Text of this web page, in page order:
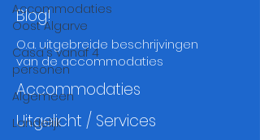
Accommodaties
Oost Algarve
Casa's vanaf 4
personen
Algemeen
Landelijk
Blog!
O.a. uitgebreide beschrijvingen
van de accommodaties
Accommodaties
Uitgelicht / Services